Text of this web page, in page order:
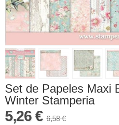
Set de Papeles Maxi
Winter Stamperia
5,26 € 6,58 €